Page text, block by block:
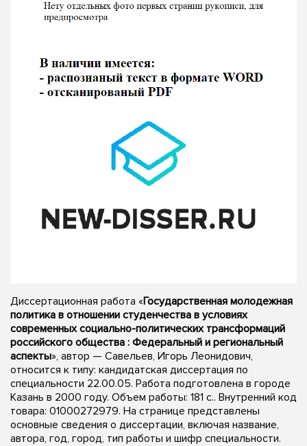
Диссертационная работа «Государственная молодежная
политика в отношении студенчества в условиях
современных социально-политических трансформаций
российского общества : Федеральный и региональный
аспекты», автор — Савельев, Игорь Леонидович,
относится к типу: кандидатская диссертация по
специальности 22.00.05. Работа подготовлена в городе
Казань в 2000 году. Объем работы: 181 с.. Внутренний код
товара: 01000272979. На странице представлены
основные сведения о диссертации, включая название,
автора, год, город, тип работы и шифр специальности.